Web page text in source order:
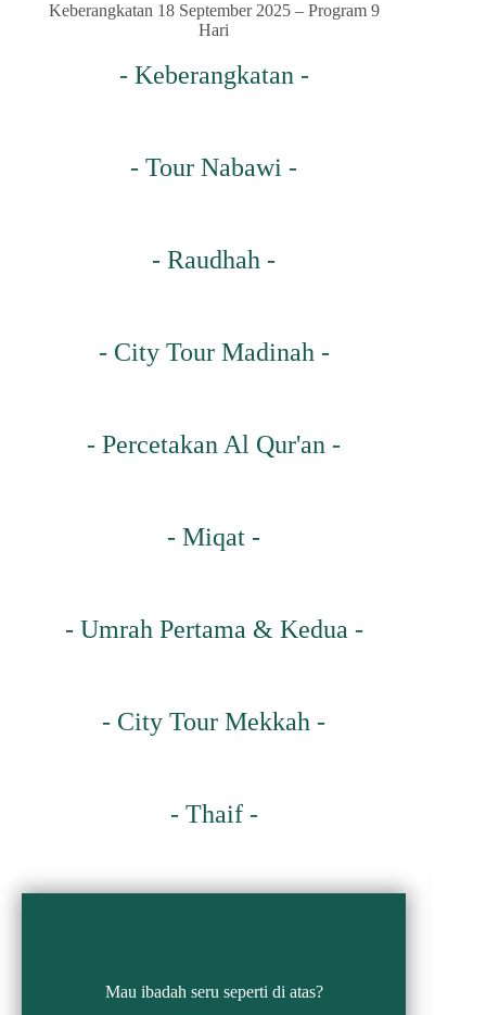
Keberangkatan 18 September 2025 – Program 9
Hari
- Keberangkatan -
- Tour Nabawi -
- Raudhah -
- City Tour Madinah -
- Percetakan Al Qur'an -
- Miqat -
- Umrah Pertama & Kedua -
- City Tour Mekkah -
- Thaif -
Mau ibadah seru seperti di atas?